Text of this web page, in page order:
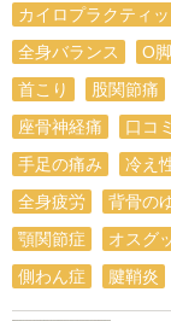
カイロプラクティッ
全身バランス
О脚
首こり
股関節痛
座骨神経痛
口コミ
手足の痛み
冷え
全身疲労
背骨の
顎関節症
オスグ
側わん症
腱鞘炎